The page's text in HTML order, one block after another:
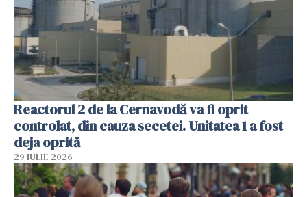
Reactorul 2 de la Cernavodă va fi oprit
controlat, din cauza secetei. Unitatea 1 a fost
deja oprită
29 IULIE 2026